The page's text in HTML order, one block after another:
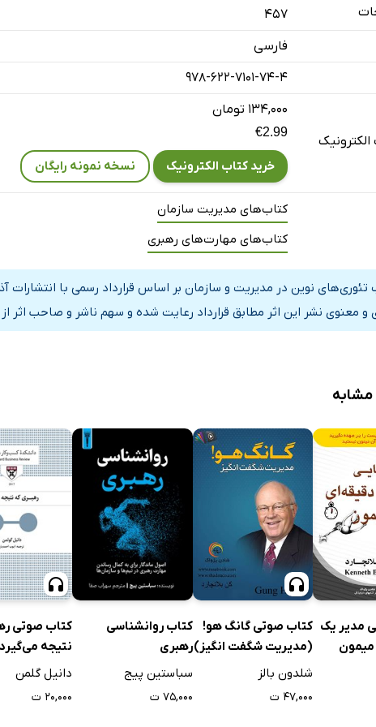
در محیط کار
مرتبط با حسادت
بر حسادت سازمانی
حسادت در محیط کار
سازمانی
کارکنان
سازمانی و راه‌های تقویت آوای کارکنان
شغل
طراحی شغل
طراحی مشاغل
شغل
در طراحی مشاغل
در طراحی مشاغل
شغل
طراحی شغل
شغل
457
فارسی
978-622-7101-74-4
۱۳۴,۰۰۰ تومان
€2.99
خرید کتاب الکترونیک نسخه نمونه رایگان
کتاب‌های مدیریت سازمان
کتاب‌های مهارت‌های رهبری
تئوری‌های نوین در مدیریت و سازمان بر اساس قرارداد رسمی با انتشارات
و معنوی نشر این اثر مطابق قرارداد رعایت شده و سهم ناشر و صاحب اثر
مدیر یک
میمون
کتاب صوتی گانگ هو!
(مدیریت شگفت انگیز)
شلدون بالز
۴۷,۰۰۰ ت
کتاب روانشناسی
رهبری
سباستین پیج
۷۵,۰۰۰ ت
کتاب صوتی
نتیجه می‌گیرد
دانیل گلمن
۲۰,۰۰۰ ت